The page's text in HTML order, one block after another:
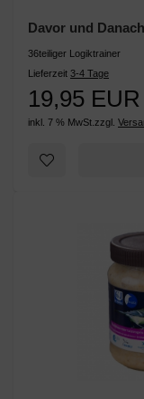
Davor und Danach
36teiliger Logiktrainer
Lieferzeit 3-4 Tage
19,95 EUR
inkl. 7 % MwSt. zzgl.